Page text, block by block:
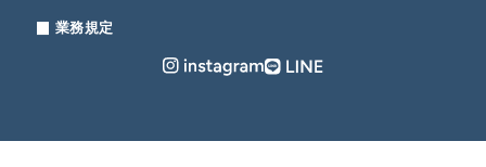
業務規定